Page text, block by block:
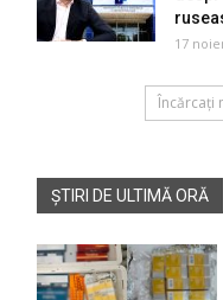
17
Încărcați
ȘTIRI DE ULTIMĂ ORĂ